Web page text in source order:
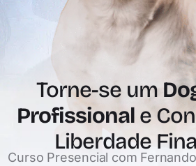
Torne-se um
Profissional e
Liberdade
Curso Presencial com